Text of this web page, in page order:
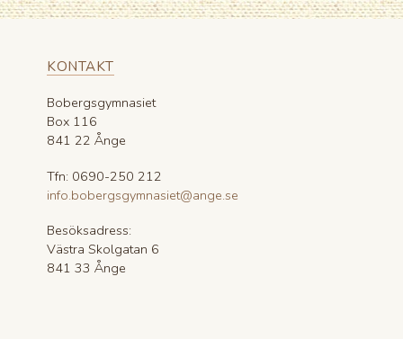
KONTAKT
Bobergsgymnasiet
Box 116
841 22 Ånge
Tfn: 0690-250 212
info.bobergsgymnasiet@ange.se
Besöksadress:
Västra Skolgatan 6
841 33 Ånge